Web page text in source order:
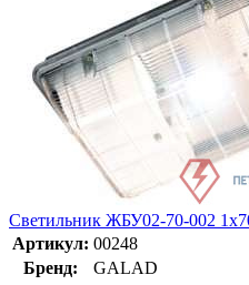
Светильник ЖБУ02-70-002
Артикул: 00248
Бренд:
GALAD